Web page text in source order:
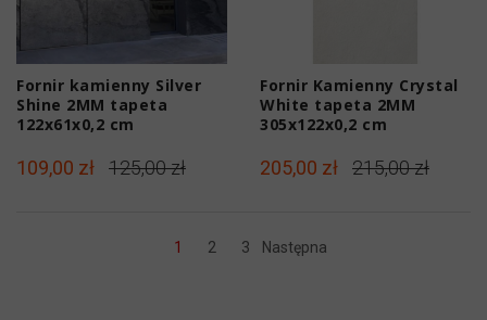
Fornir kamienny Silver
Shine 2MM tapeta
122x61x0,2 cm
109,00 zł 125,00 zł
Fornir Kamienny Crystal
White tapeta 2MM
305x122x0,2 cm
205,00 zł 215,00 zł
1 2 3 Następna